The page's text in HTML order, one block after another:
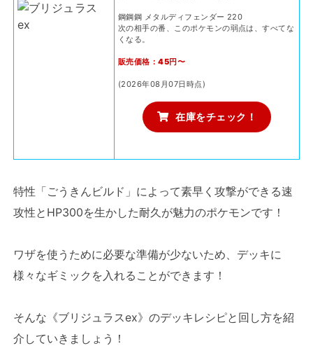
鋼鋼鋼 メタルディフェンダー 220
次の相手の番、このポケモンの弱点は、すべてな
くなる。
販売価格：45円〜
(2026年08月07日時点)
在庫をチェック！
特性「ごうきんビルド」によって素早く攻撃ができる速
攻性とHP300を生かした耐久が魅力のポケモンです！
ワザを使うために必要な準備が少ないため、デッキに
様々なギミックを入れることができます！
そんな《ブリジュラスex》のデッキレシピと回し方を紹
介していきましょう！